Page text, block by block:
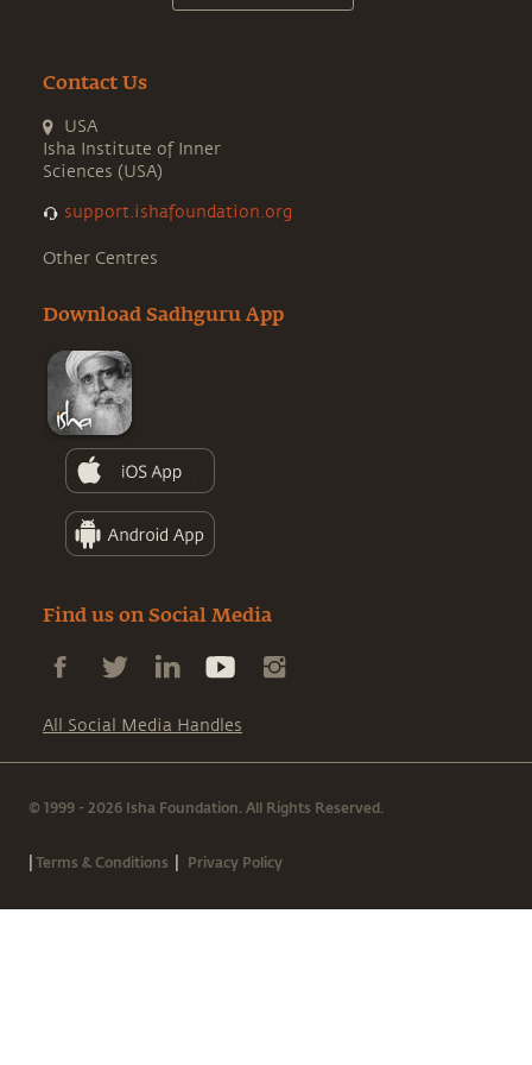
Contact Us
USA
Isha Institute of Inner
Sciences (USA)
support.ishafoundation.org
Other Centres
Download Sadhguru App
Find us on Social Media
All Social Media Handles
© 1999 - 2026 Isha Foundation. All Rights Reserved.
|Terms & Conditions | Privacy Policy